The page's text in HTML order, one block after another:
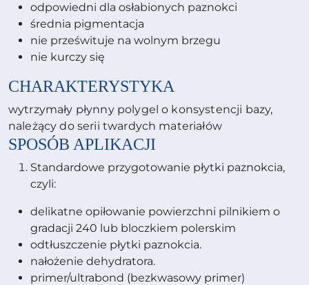
odpowiedni dla osłabionych paznokci
średnia pigmentacja
nie prześwituje na wolnym brzegu
nie kurczy się
CHARAKTERYSTYKA
wytrzymały płynny polygel o konsystencji bazy,
należący do serii twardych materiałów
SPOSÓB APLIKACJI
Standardowe przygotowanie płytki paznokcia,
czyli:
delikatne opiłowanie powierzchni pilnikiem o
gradacji 240 lub bloczkiem polerskim
odtłuszczenie płytki paznokcia.
nałożenie dehydratora.
primer/ultrabond (bezkwasowy primer)